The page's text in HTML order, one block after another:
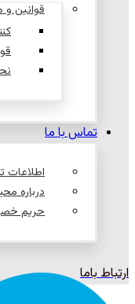
قوانین و
تماس با ما
اطلاعات
درباره
حریم
ارتباط باما